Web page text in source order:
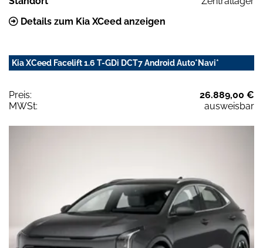
Details zum Kia XCeed anzeigen
Kia XCeed Facelift 1.6 T-GDi DCT7 Android Auto*Navi*
Preis:
26.889,00 €
MWSt:
ausweisbar